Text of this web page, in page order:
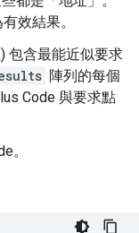
效結果。
包含最能近似要求
陣列的每個
Code 與要求點
。